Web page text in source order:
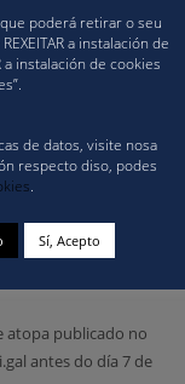
e a propias
Comité Técnico Galego
comezar.
Coruña, e outra a
de un ordenador ou
de vídeo. A ferramente
atopa publicado no
antes do día 7 de
que poderá retirar o seu
a instalación de
a instalación de cookies
de datos, visite nosa
respecto diso, podes
.
Sí, Acepto